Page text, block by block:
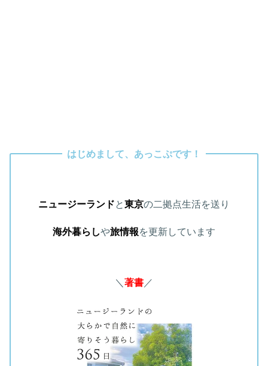
はじめまして、あっこぷです！
ニュージーランドと東京の二拠点生活を送り
海外暮らしや旅情報を更新しています
＼ 著書 ／